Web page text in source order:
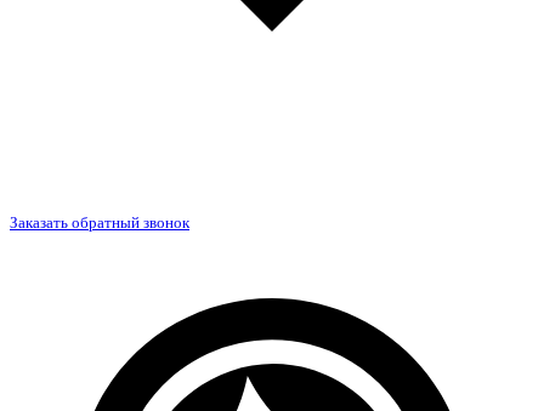
Заказать обратный звонок